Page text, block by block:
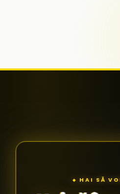
◆ HAI SĂ